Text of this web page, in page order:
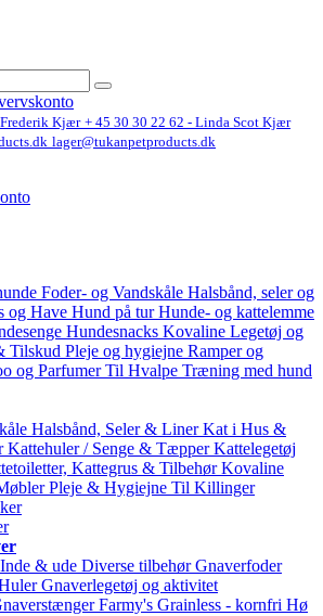
Kjær + 45 30 30 22 62 - Linda Scot Kjær
lager@tukanpetproducts.dk
Foder- og Vandskåle Halsbånd, seler og
og Have Hund på tur Hunde- og kattelemme
Hundesnacks Kovaline Legetøj og
Tilskud Pleje og hygiejne Ramper og
og Parfumer Til Hvalpe Træning med hund
Halsbånd, Seler & Liner Kat i Hus &
Kattehuler / Senge & Tæpper Kattelegetøj
Kattegrus & Tilbehør Kovaline
Pleje & Hygiejne Til Killinger
& ude Diverse tilbehør Gnaverfoder
Gnaverlegetøj og aktivitet
Farmy's Grainless - kornfri Hø